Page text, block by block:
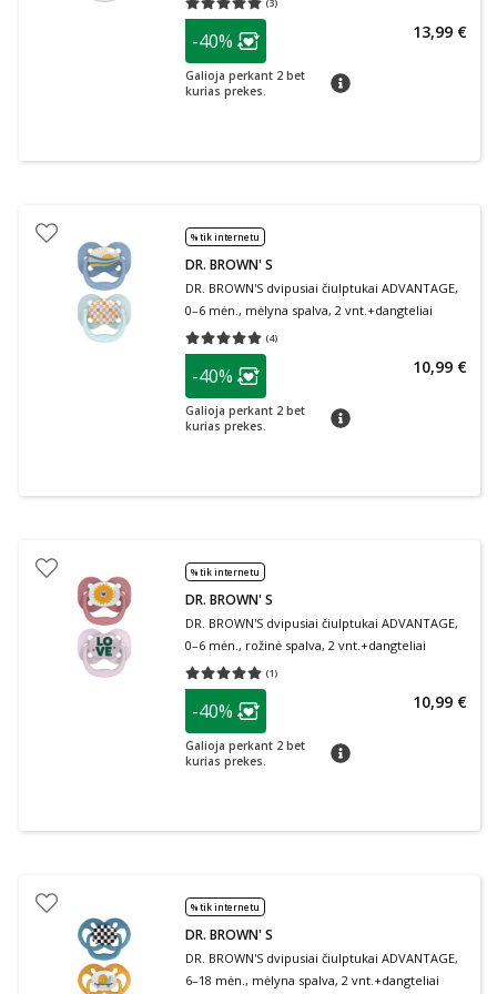
Vidutinis įvertinimas 5.00
patarimas
Lojalumo klubo narių nuolaida
-40%
Galioja perkant 2 bet
kurias prekes.
patarimas
13,99 €
% tik internetu
DR. BROWN' S
DR. BROWN'S dvipusiai čiulptukai ADVANTAGE,
0–6 mėn., mėlyna spalva, 2 vnt.+dangteliai
(4)
Vidutinis įvertinimas 5.00
patarimas
Lojalumo klubo narių nuolaida
-40%
Galioja perkant 2 bet
kurias prekes.
patarimas
10,99 €
% tik internetu
DR. BROWN' S
DR. BROWN'S dvipusiai čiulptukai ADVANTAGE,
0–6 mėn., rožinė spalva, 2 vnt.+dangteliai
(1)
Vidutinis įvertinimas 5.00
patarimas
Lojalumo klubo narių nuolaida
-40%
Galioja perkant 2 bet
kurias prekes.
patarimas
10,99 €
% tik internetu
DR. BROWN' S
DR. BROWN'S dvipusiai čiulptukai ADVANTAGE,
6–18 mėn., mėlyna spalva, 2 vnt.+dangteliai